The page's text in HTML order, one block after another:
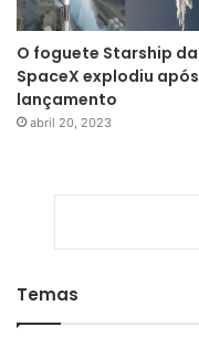
O foguete Starship da
SpaceX explodiu após
lançamento
abril 20, 2023
Temas